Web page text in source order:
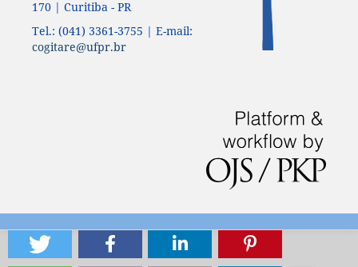
170 | Curitiba - PR
Tel.: (041) 3361-3755 | E-mail:
cogitare@ufpr.br